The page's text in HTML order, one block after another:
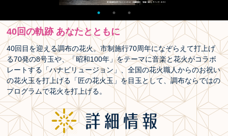
40回の軌跡 あなたとともに
40回目を迎える調布の花火。市制施行70周年になぞらえて打上げ
る70発の8号玉や、「昭和100年」をテーマに音楽と花火がコラボ
レートする「ハナビリュージョン」、全国の花火職人からのお祝い
の花火玉を打上げる「匠の花火玉」を目玉として、調布ならではの
プログラムで花火を打上げる。